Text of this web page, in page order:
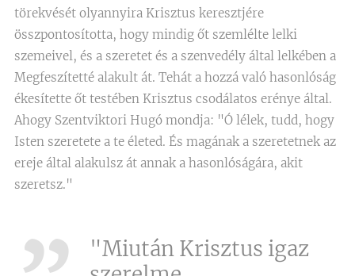
törekvését olyannyira Krisztus keresztjére
összpontosította, hogy mindig őt szemlélte lelki
szemeivel, és a szeretet és a szenvedély által lelkében a
Megfeszítetté alakult át. Tehát a hozzá való hasonlóság
ékesítette őt testében Krisztus csodálatos erénye által.
Ahogy Szentviktori Hugó mondja: "Ó lélek, tudd, hogy
Isten szeretete a te életed. És magának a szeretetnek az
ereje által alakulsz át annak a hasonlóságára, akit
szeretsz."
"Miután Krisztus igaz